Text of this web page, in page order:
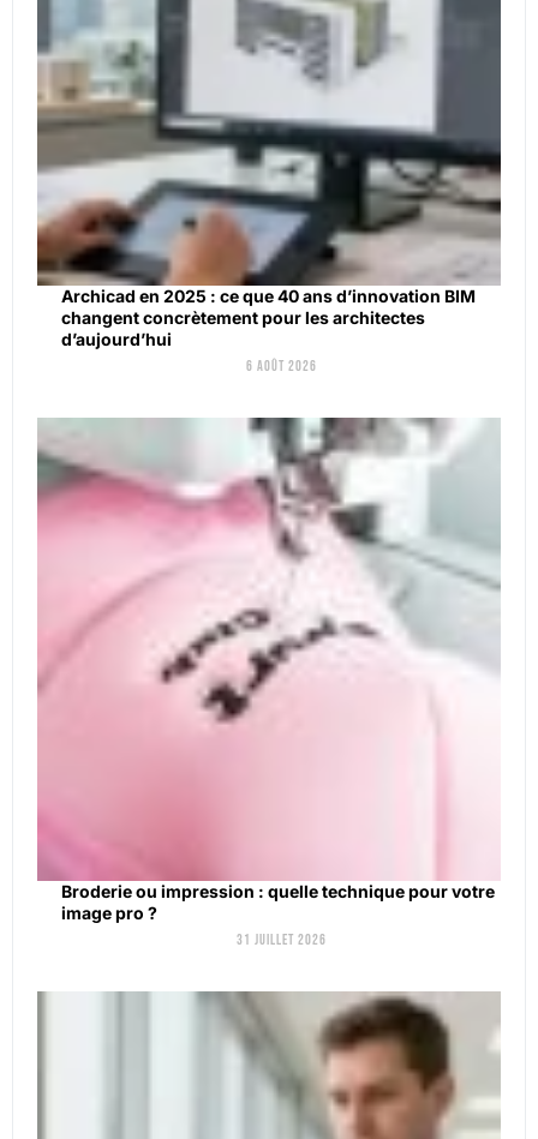
Archicad en 2025 : ce que 40 ans d’innovation BIM
changent concrètement pour les architectes
d’aujourd’hui
6 août 2026
Broderie ou impression : quelle technique pour votre
image pro ?
31 juillet 2026